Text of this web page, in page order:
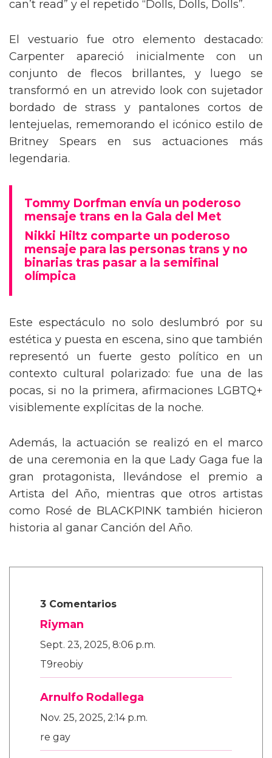
can’t read” y el repetido “Dolls, Dolls, Dolls”.
El vestuario fue otro elemento destacado:
Carpenter apareció inicialmente con un
conjunto de flecos brillantes, y luego se
transformó en un atrevido look con sujetador
bordado de strass y pantalones cortos de
lentejuelas, rememorando el icónico estilo de
Britney Spears en sus actuaciones más
legendaria.
Tommy Dorfman envía un poderoso
mensaje trans en la Gala del Met
Nikki Hiltz comparte un poderoso
mensaje para las personas trans y no
binarias tras pasar a la semifinal
olímpica
Este espectáculo no solo deslumbró por su
estética y puesta en escena, sino que también
representó un fuerte gesto político en un
contexto cultural polarizado: fue una de las
pocas, si no la primera, afirmaciones LGBTQ+
visiblemente explícitas de la noche.
Además, la actuación se realizó en el marco
de una ceremonia en la que Lady Gaga fue la
gran protagonista, llevándose el premio a
Artista del Año, mientras que otros artistas
como Rosé de BLACKPINK también hicieron
historia al ganar Canción del Año.
3 Comentarios
Riyman
Sept. 23, 2025, 8:06 p.m.
T9reobiy
Arnulfo Rodallega
Nov. 25, 2025, 2:14 p.m.
re gay